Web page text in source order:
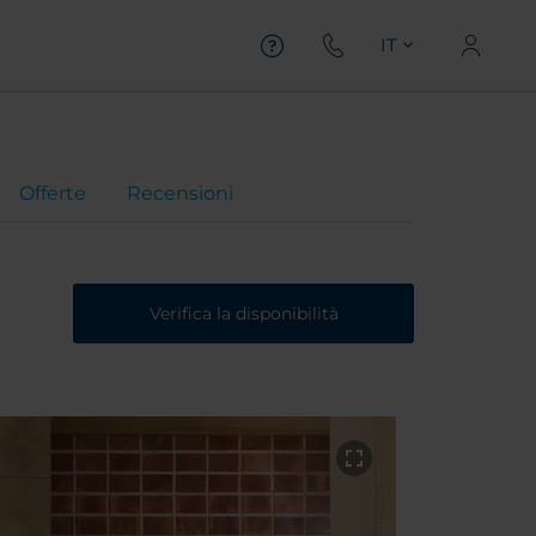
IT
Offerte Recensioni
Verifica la disponibilità